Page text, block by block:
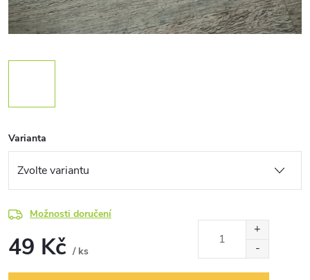
Varianta
Možnosti doručení
49 Kč / ks